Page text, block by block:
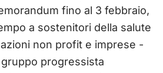
fino al 3 febbraio,
a sostenitori della salute
non profit e imprese -
progressista